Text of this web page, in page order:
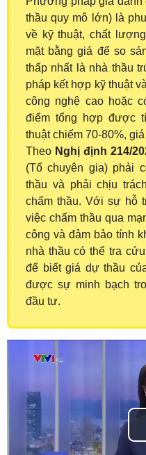
thầu quy mô lớn) là
về kỹ thuật, chất
mặt bằng giá để so
thấp nhất là nhà thầu
pháp kết hợp kỹ thuật
công nghệ cao hoặc
điểm tổng hợp được
thuật chiếm 70-80%,
Theo Nghị định 214/
(Tổ chuyên gia) phải
thầu và phải chịu
chấm thầu. Với sự hỗ
việc chấm thầu qua
công và đảm bảo tính
nhà thầu có thể tra
để biết giá dự thầu
được sự minh bạch
đầu tư.